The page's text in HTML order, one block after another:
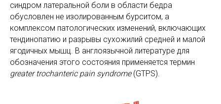
синдром латеральной боли в области бедра
обусловлен не изолированным бурситом, а
комплексом патологических изменений, включающих
тендинопатию и разрывы сухожилий средней и малой
ягодичных мышц. В англоязычной литературе для
обозначения этого состояния применяется термин
greater trochanteric pain syndrome(GTPS).